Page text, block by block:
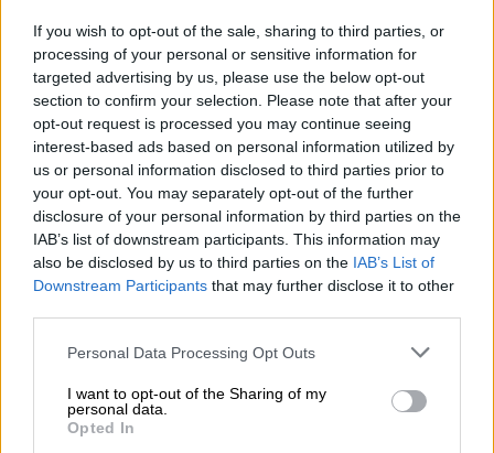
If you wish to opt-out of the sale, sharing to third parties, or
processing of your personal or sensitive information for
targeted advertising by us, please use the below opt-out
section to confirm your selection. Please note that after your
opt-out request is processed you may continue seeing
interest-based ads based on personal information utilized by
us or personal information disclosed to third parties prior to
your opt-out. You may separately opt-out of the further
disclosure of your personal information by third parties on the
IAB’s list of downstream participants. This information may
also be disclosed by us to third parties on the IAB’s List of
Downstream Participants that may further disclose it to other
Please note that this website/app uses one or more Google
not limited to your visit or usage behaviour. You may click to
grant or deny consent to Google and its third-party tags to
use your data for below specified purposes in below Google
Personal Data Processing Opt Outs
I want to opt-out of the Sharing of my
personal data.
Opted In
αισιόδοξο τόνο. «Θέλουν να κάνουν μια
συμφωνία... είναι πολύ πιθανό», δήλωσε
στους δημοσιογράφους στον Λευκό Οίκο την
Τετάρτη, προσθέτοντας αργότερα ότι «θα
τελειώσει γρήγορα».
Ηπρόταση θα έθετε επίσημα τέλος στη
σύγκρουση, της οποίας το ενεργό σκέλος
ανεστάλη με την κατάπαυση του πυρός που
ανακοινώθηκε στις 7 Απριλίου. Ωστόσο,
αφήνει ανεκπλήρωτα βασικά αιτήματα των
, όπως η αναστολή των πυρηνικών
επαναλειτουργία του Στενού του Ορμούζ,
σύμφωνα με τις πηγές.